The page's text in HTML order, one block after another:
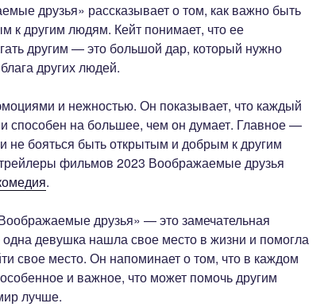
друзья» рассказывает о том, как важно быть
к другим людям. Кейт понимает, что ее
другим — это большой дар, который нужно
других людей.
и нежностью. Он показывает, что каждый
и способен на большее, чем он думает. Главное —
не бояться быть открытым и добрым к другим
фильмов 2023 Воображаемые друзья
.
друзья» — это замечательная
одна девушка нашла свое место в жизни и помогла
свое место. Он напоминает о том, что в каждом
особенное и важное, что может помочь другим
лучше.